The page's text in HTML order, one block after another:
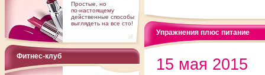
Упражнения плюс питание
15 мая 2015
Простые, но
по-настоящему
действенные способы
выглядеть на все сто!
Фитнес-клуб